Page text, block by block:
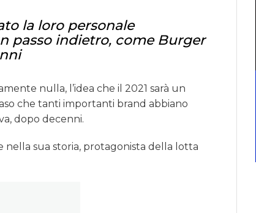
la loro personale
passo indietro, come Burger
nulla, l’idea che il 2021 sarà un
che tanti importanti brand abbiano
dopo decenni.
sua storia, protagonista della lotta